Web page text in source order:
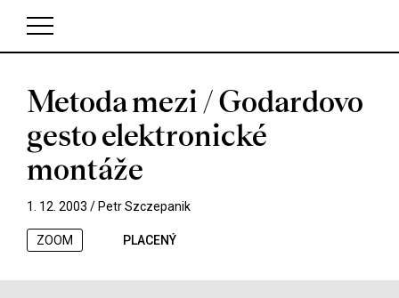
V košíku zatím nemáte žádné položky.
Metoda mezi / Godardovo
gesto elektronické
montáže
1. 12. 2003 / Petr Szczepanik
ZOOM PLACENÝ